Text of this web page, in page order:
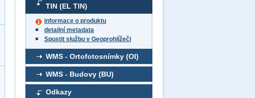
TIN (EL TIN)
informace o produktu
detailní metadata
Spustit službu v Geoprohlížeči
WMS - Ortofotosnímky (OI)
WMS - Budovy (BU)
Odkazy